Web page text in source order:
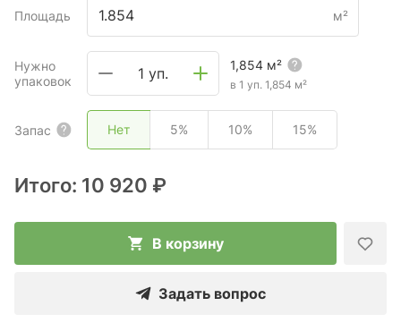
Площадь м²
Нужно
упаковок
1 уп. 1,854 м²
в 1 уп. 1,854 м²
Запас Нет 5% 10% 15%
Итого: 10 920 ₽
В корзину
Задать вопрос